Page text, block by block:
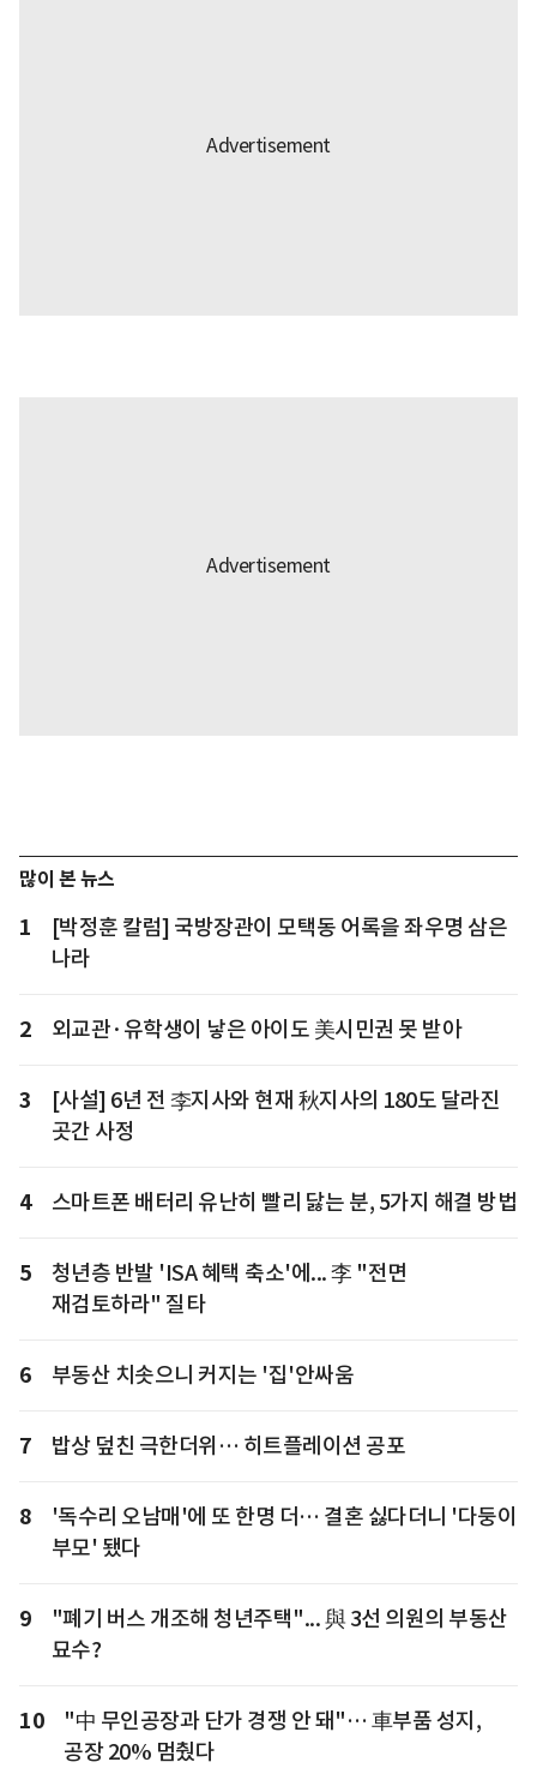
많이 본 뉴스
1
[박정훈 칼럼] 국방장관이 모택동 어록을 좌우명 삼은
나라
2 외교관·유학생이 낳은 아이도 美시민권 못 받아
3
[사설] 6년 전 李지사와 현재 秋지사의 180도 달라진
곳간 사정
4 스마트폰 배터리 유난히 빨리 닳는 분, 5가지 해결 방법
5
청년층 반발 'ISA 혜택 축소'에... 李 "전면
재검토하라" 질타
6 부동산 치솟으니 커지는 '집'안싸움
7 밥상 덮친 극한더위… 히트플레이션 공포
8
'독수리 오남매'에 또 한명 더… 결혼 싫다더니 '다둥이
부모' 됐다
9
"폐기 버스 개조해 청년주택"... 與 3선 의원의 부동산
묘수?
10
"中 무인공장과 단가 경쟁 안 돼"… 車부품 성지,
공장 20% 멈췄다